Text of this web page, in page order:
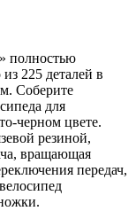
полностью
225 деталей в
Соберите
для
черном цвете.
резиной,
вращающая
передач,